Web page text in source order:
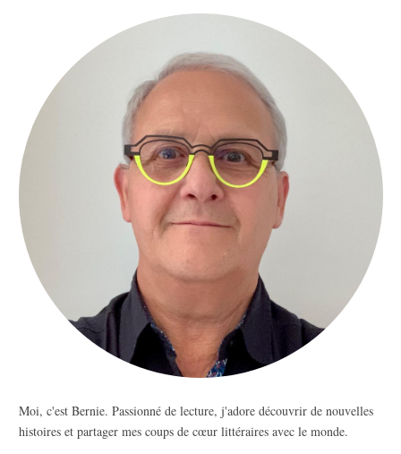
Moi, c'est Bernie. Passionné de lecture, j'adore découvrir de nouvelles
histoires et partager mes coups de cœur littéraires avec le monde.